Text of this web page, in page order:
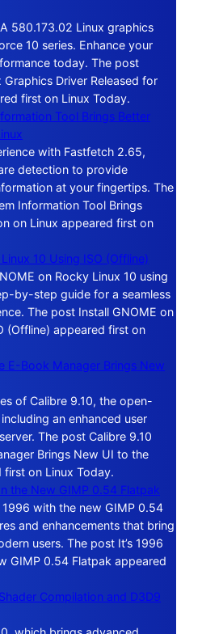
580.173.02 Linux graphics
10 series. Enhance your
today. The post
Driver Released for
first on Linux Today.
Tool Brings Better
with Fastfetch 2.65,
detection to provide
at your fingertips. The
Information Tool Brings
on Linux appeared first on
10 Using ISO (Offline)
on Rocky Linux 10 using
by-step guide for a seamless
The post Install GNOME on
(Offline) appeared first on
E-Book Manager Brings New
of Calibre 9.10, the open-
an enhanced user
The post Calibre 9.10
Brings New UI to the
first on Linux Today.
the New GIMP 0.54 Flatpak
with the new GIMP 0.54
and enhancements that bring
users. The post It’s 1996
GIMP 0.54 Flatpak appeared
Compilation and D3D9